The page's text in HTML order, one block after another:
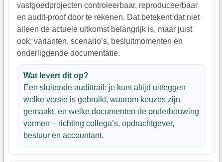
vastgoedprojecten controleerbaar, reproduceerbaar
en audit-proof door te rekenen. Dat betekent dat niet
alleen de actuele uitkomst belangrijk is, maar juist
ook: varianten, scenario’s, besluitmomenten en
onderliggende documentatie.
Wat levert dit op?
Een sluitende audittrail: je kunt altijd uitleggen
welke versie is gebruikt, waarom keuzes zijn
gemaakt, en welke documenten de onderbouwing
vormen – richting collega’s, opdrachtgever,
bestuur en accountant.